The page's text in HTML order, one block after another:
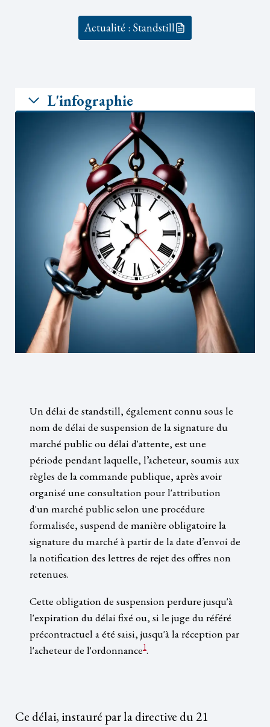
Actualité : Standstill
L'infographie
Un délai de standstill, également connu sous le
nom de délai de suspension de la signature du
marché public ou délai d'attente, est une
période pendant laquelle, l’acheteur, soumis aux
règles de la commande publique, après avoir
organisé une consultation pour l'attribution
d'un marché public selon une procédure
formalisée, suspend de manière obligatoire la
signature du marché à partir de la date d’envoi de
la notification des lettres de rejet des offres non
retenues.
Cette obligation de suspension perdure jusqu'à
l'expiration du délai fixé ou, si le juge du référé
précontractuel a été saisi, jusqu'à la réception par
l'acheteur de l'ordonnance1.
Ce délai, instauré par la directive du 21